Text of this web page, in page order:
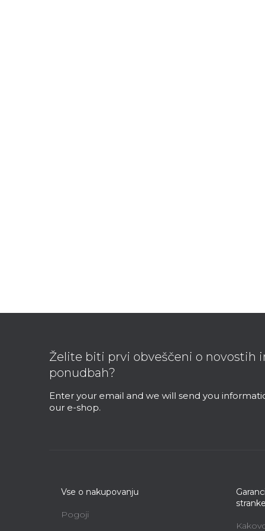
Želite biti prvi obveščeni o novostih
ponudbah?
Enter your email and we will send you
our e-shop.
Vse o nakupovanju
Pogoji